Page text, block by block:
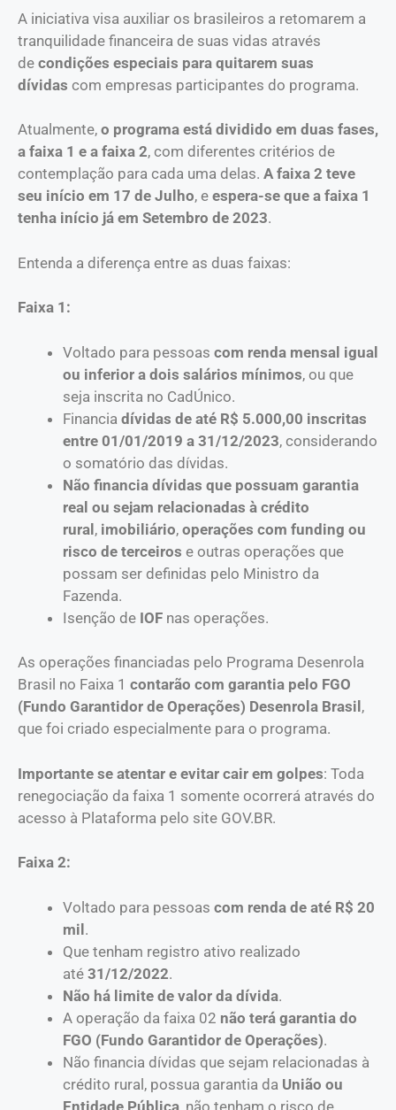
A iniciativa visa auxiliar os brasileiros a retomarem a
tranquilidade financeira de suas vidas através
de condições especiais para quitarem suas
dívidas com empresas participantes do programa.
Atualmente, o programa está dividido em duas fases,
a faixa 1 e a faixa 2, com diferentes critérios de
contemplação para cada uma delas. A faixa 2 teve
seu início em 17 de Julho, e espera-se que a faixa 1
tenha início já em Setembro de 2023.
Entenda a diferença entre as duas faixas:
Faixa 1:
Voltado para pessoas com renda mensal igual
ou inferior a dois salários mínimos, ou que
seja inscrita no CadÚnico.
Financia dívidas de até R$ 5.000,00 inscritas
entre 01/01/2019 a 31/12/2023, considerando
o somatório das dívidas.
Não financia dívidas que possuam garantia
real ou sejam relacionadas à crédito
rural, imobiliário, operações com funding ou
risco de terceiros e outras operações que
possam ser definidas pelo Ministro da
Fazenda.
Isenção de IOF nas operações.
As operações financiadas pelo Programa Desenrola
Brasil no Faixa 1 contarão com garantia pelo FGO
(Fundo Garantidor de Operações) Desenrola Brasil ,
que foi criado especialmente para o programa.
Importante se atentar e evitar cair em golpes: Toda
renegociação da faixa 1 somente ocorrerá através do
acesso à Plataforma pelo site GOV.BR.
Faixa 2:
Voltado para pessoas com renda de até R$ 20
mil.
Que tenham registro ativo realizado
até 31/12/2022.
Não há limite de valor da dívida.
A operação da faixa 02 não terá garantia do
FGO (Fundo Garantidor de Operações).
Não financia dívidas que sejam relacionadas à
crédito rural, possua garantia da União ou
Entidade Pública , não tenham o risco de